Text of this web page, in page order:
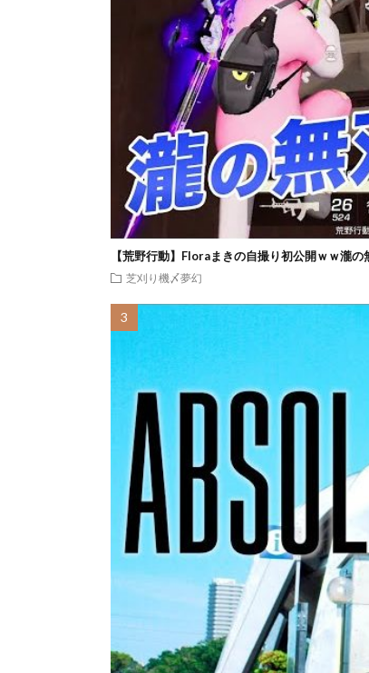
【荒野行動】Floraまきの自撮り初公開ｗｗ瀧
芝刈り機〆夢幻